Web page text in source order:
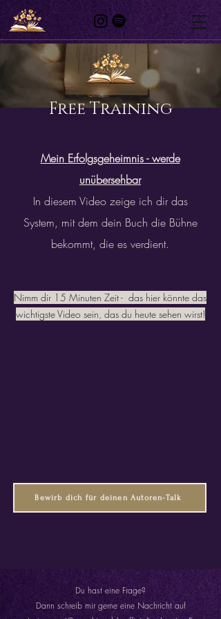
Free Training
Mein Erfolgsgeheimnis - werde
unübersehbar
In diesem Video zeige ich dir das
System, mit dem dein Buch die Bühne
bekommt, die es verdient.
Nimm dir 15 Minuten Zeit - das hier könnte das
wichtigste Video sein, das du heute sehen wirst!
Bewirb dich für deinen Autoren-Talk
Du hast eine Frage?
Dann schreib mir gerne eine Nachricht auf